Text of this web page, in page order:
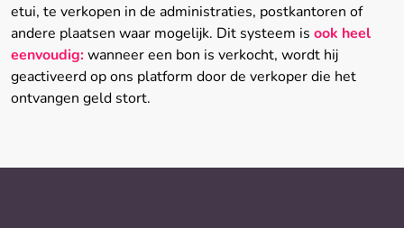
etui, te verkopen in de administraties, postkantoren of
andere plaatsen waar mogelijk. Dit systeem is ook heel
eenvoudig:wanneer een bon is verkocht, wordt hij
geactiveerd op ons platform door de verkoper die het
ontvangen geld stort.